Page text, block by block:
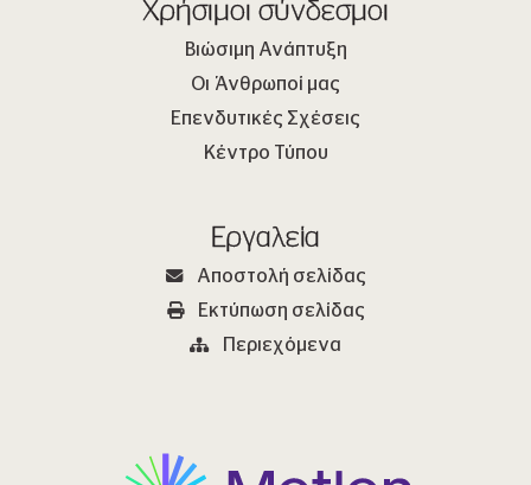
Χρήσιμοι σύνδεσμοι
Βιώσιμη Ανάπτυξη
Οι Άνθρωποί μας
Επενδυτικές Σχέσεις
Κέντρο Τύπου
Εργαλεία
Αποστολή σελίδας
Εκτύπωση σελίδας
Περιεχόμενα